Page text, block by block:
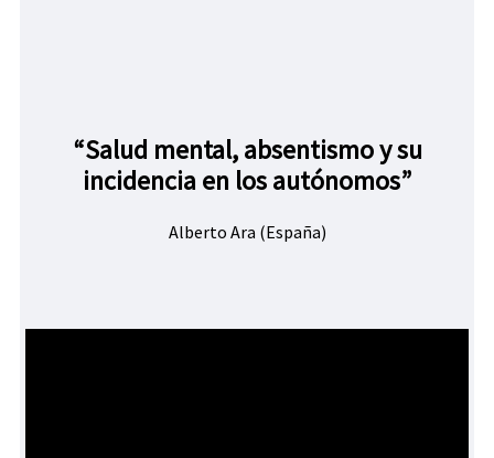
“Salud mental, absentismo y su
incidencia en los autónomos”
Alberto Ara (España)